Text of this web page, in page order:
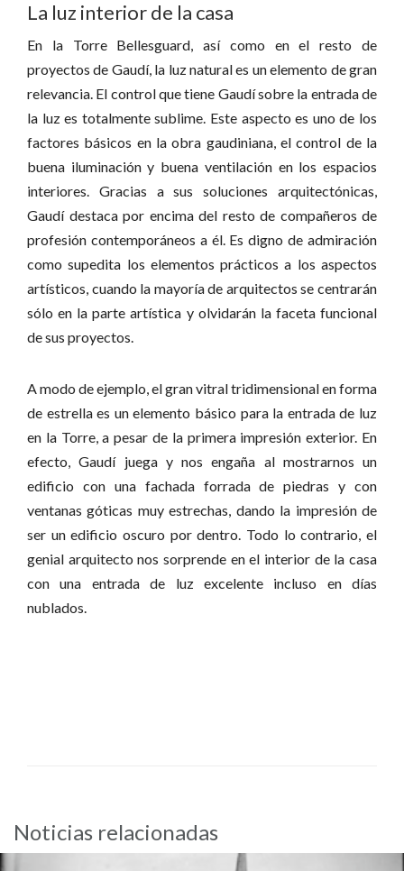
La luz interior de la casa
En la Torre Bellesguard, así como en el resto de
proyectos de Gaudí, la luz natural es un elemento de gran
relevancia. El control que tiene Gaudí sobre la entrada de
la luz es totalmente sublime. Este aspecto es uno de los
factores básicos en la obra gaudiniana, el control de la
buena iluminación y buena ventilación en los espacios
interiores. Gracias a sus soluciones arquitectónicas,
Gaudí destaca por encima del resto de compañeros de
profesión contemporáneos a él. Es digno de admiración
como supedita los elementos prácticos a los aspectos
artísticos, cuando la mayoría de arquitectos se centrarán
sólo en la parte artística y olvidarán la faceta funcional
de sus proyectos.
A modo de ejemplo, el gran vitral tridimensional en forma
de estrella es un elemento básico para la entrada de luz
en la Torre, a pesar de la primera impresión exterior. En
efecto, Gaudí juega y nos engaña al mostrarnos un
edificio con una fachada forrada de piedras y con
ventanas góticas muy estrechas, dando la impresión de
ser un edificio oscuro por dentro. Todo lo contrario, el
genial arquitecto nos sorprende en el interior de la casa
con una entrada de luz excelente incluso en días
nublados.
Noticias relacionadas